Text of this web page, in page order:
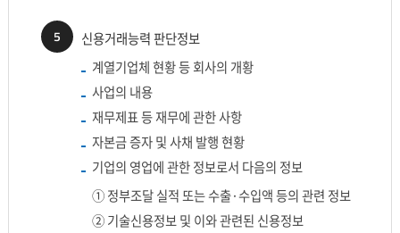
5
신용거래능력 판단정보
계열기업체 현황 등 회사의 개황
사업의 내용
재무제표 등 재무에 관한 사항
자본금 증자 및 사채 발행 현황
기업의 영업에 관한 정보로서 다음의 정보
① 정부조달 실적 또는 수출·수입액 등의 관련 정보
② 기술신용정보 및 이와 관련된 신용정보